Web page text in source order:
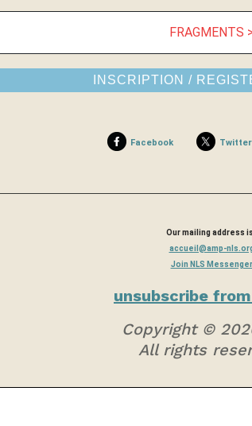
FRAGMENTS
INSCRIPTION /
Facebook Twitter
Our mailing address
accueil@amp-
Join NLS Messenger
unsubscribe
Copyright ©
All rights